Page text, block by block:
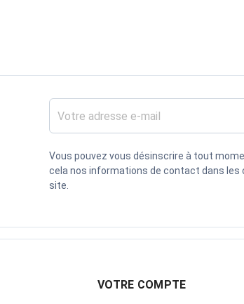
Vous pouvez vous désinscrire à tout
cela nos informations de contact dans les
site.
VOTRE COMPTE